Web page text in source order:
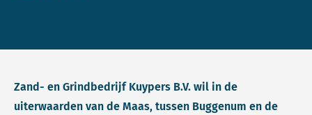
Zand- en Grindbedrijf Kuypers B.V. wil in de
uiterwaarden van de Maas, tussen Buggenum en de